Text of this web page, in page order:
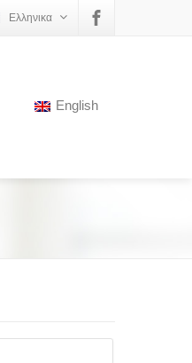
Ελληνικα
English